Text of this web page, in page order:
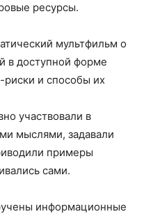
ресурсы.
мультфильм о
в доступной форме
риски и способы их
участвовали в
мыслями, задавали
примеры
сами.
информационные